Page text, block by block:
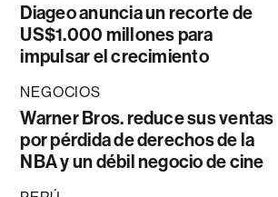
Diageo anuncia un recorte de
US$1.000 millones para
impulsar el crecimiento
NEGOCIOS
Warner Bros. reduce sus ventas
por pérdida de derechos de la
NBA y un débil negocio de cine